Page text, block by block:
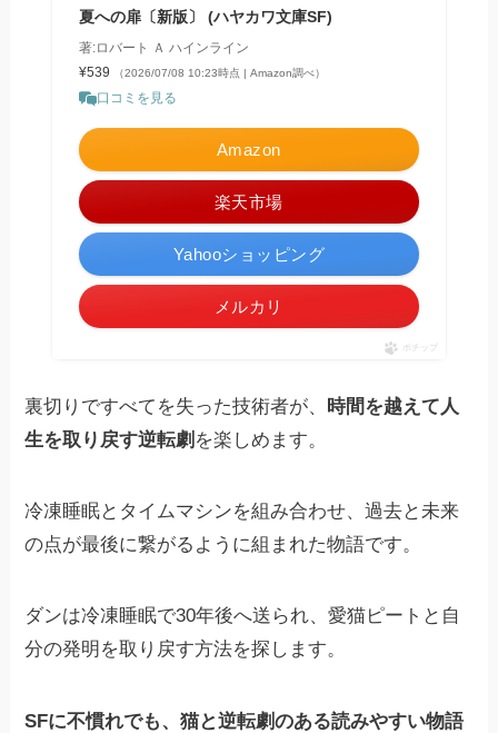
夏への扉〔新版〕 (ハヤカワ文庫SF)
著:ロバート Ａ ハインライン
¥539
（2026/07/08 10:23時点 | Amazon調べ）
口コミを見る
Amazon
楽天市場
Yahooショッピング
メルカリ
ポチップ
裏切りですべてを失った技術者が、 時間を越えて人
生を取り戻す逆転劇 を楽しめます。
冷凍睡眠とタイムマシンを組み合わせ、過去と未来
の点が最後に繋がるように組まれた物語です。
ダンは冷凍睡眠で30年後へ送られ、愛猫ピートと自
分の発明を取り戻す方法を探します。
SFに不慣れでも、猫と逆転劇のある読みやすい物語